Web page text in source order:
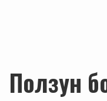
Ползун